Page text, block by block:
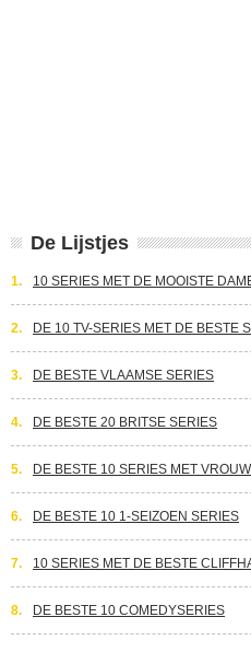
De Lijstjes
1. 10 SERIES MET DE MOOISTE
2. DE 10 TV-SERIES MET DE BESTE
3. DE BESTE VLAAMSE SERIES
4. DE BESTE 20 BRITSE SERIES
5. DE BESTE 10 SERIES MET
6. DE BESTE 10 1-SEIZOEN SERIES
7. 10 SERIES MET DE BESTE
8. DE BESTE 10 COMEDYSERIES